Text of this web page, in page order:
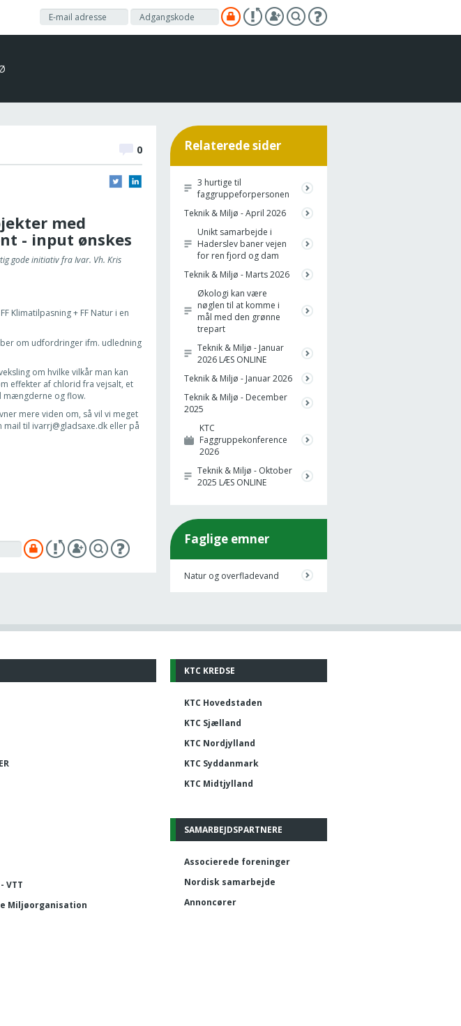
0
med
- input ønskes
gode initiativ fra Ivar. Vh. Kris
Klimatilpasning + FF Natur i en
om udfordringer ifm. udledning
om hvilke vilkår man kan
effekter af chlorid fra vejsalt, et
og flow.
mere viden om, så vil vi meget
til ivarrj@gladsaxe.dk eller på
Relaterede sider
3 hurtige til
faggruppeforpersonen
Teknik & Miljø - April 2026
Unikt samarbejde i
Haderslev baner vejen
for ren fjord og dam
Teknik & Miljø - Marts 2026
Økologi kan være
nøglen til at komme i
mål med den grønne
trepart
Teknik & Miljø - Januar
2026 LÆS ONLINE
Teknik & Miljø - Januar 2026
Teknik & Miljø - December
2025
KTC
Faggruppekonference
2026
Teknik & Miljø - Oktober
2025 LÆS ONLINE
Faglige emner
Natur og overfladevand
KTC KREDSE
KTC Hovedstaden
KTC Sjælland
KTC Nordjylland
KTC Syddanmark
KTC Midtjylland
SAMARBEJDSPARTNERE
Associerede foreninger
Nordisk samarbejde
Annoncører
VTT
Miljøorganisation